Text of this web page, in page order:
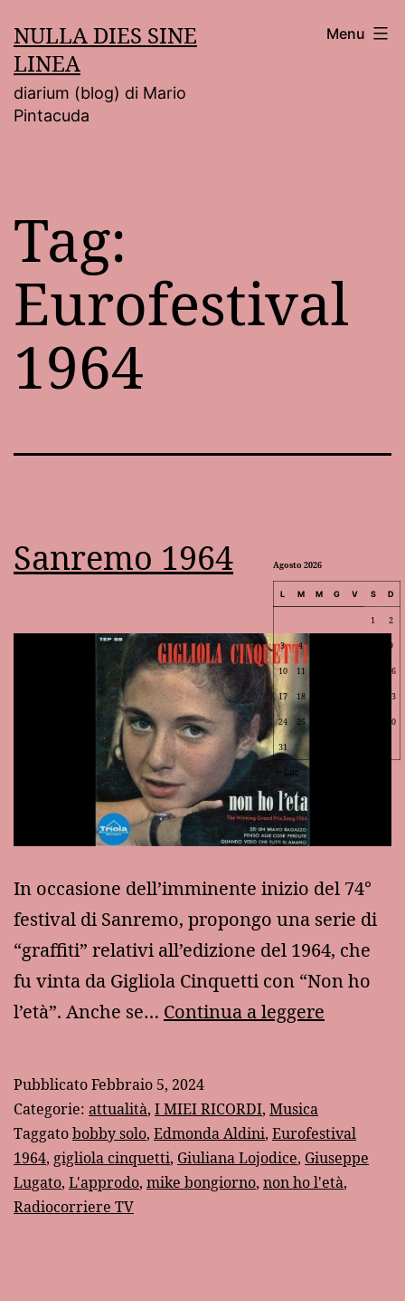
al
contenuto
NULLA DIES SINE
LINEA
diarium (blog) di Mario
Pintacuda
Menu
Tag:
Eurofestival
1964
Sanremo 1964
In occasione dell’imminente inizio del 74°
festival di Sanremo, propongo una serie di
“graffiti” relativi all’edizione del 1964, che
fu vinta da Gigliola Cinquetti con “Non ho
l’età”. Anche se… Continua a leggere
PubblicatoFebbraio 5, 2024
Categorie: attualità, I MIEI RICORDI, Musica
Taggatobobby solo, Edmonda Aldini, Eurofestival
1964, gigliola cinquetti, Giuliana Lojodice, Giuseppe
Lugato, L'approdo, mike bongiorno, non ho l'età,
Radiocorriere TV
Agosto 2026
L M M G V S D
1 2
3 4 9
10 11 16
17 18 23
24 25 30
31
Lug